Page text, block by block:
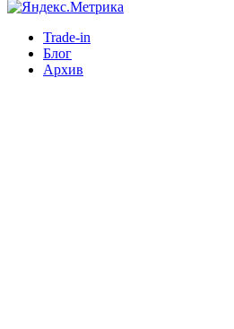
Trade-in
Блог
Архив